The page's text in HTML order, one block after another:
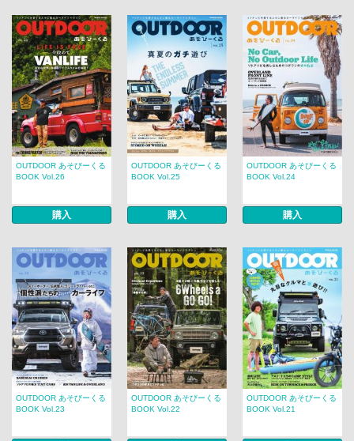
OUTDOOR あそびーくる
BOOK Vol.26
購入
OUTDOOR あそびーくる
BOOK Vol.25
購入
OUTDOOR あそびーくる
BOOK Vol.24
購入
OUTDOOR あそびーくる
BOOK Vol.23
OUTDOOR あそびーくる
BOOK Vol.22
OUTDOOR あそびーくる
BOOK Vol.21